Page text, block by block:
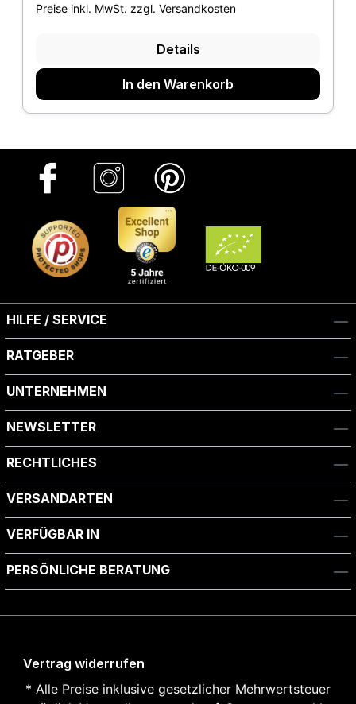
Preise inkl. MwSt. zzgl. Versandkosten
Details
In den Warenkorb
HILFE / SERVICE
RATGEBER
UNTERNEHMEN
NEWSLETTER
RECHTLICHES
VERSANDARTEN
VERFÜGBAR IN
PERSÖNLICHE BERATUNG
Vertrag widerrufen
* Alle Preise inklusive gesetzlicher Mehrwertsteuer